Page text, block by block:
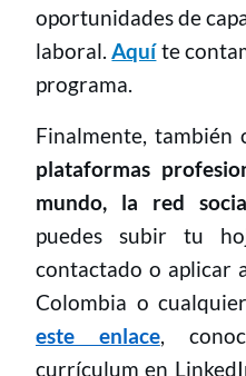
oportunidades de
laboral.Aquíte
programa.
Finalmente, también
plataformas
mundo, la red
puedes subir tu
contactado o aplicar
Colombia o
este enlace,
currículum en